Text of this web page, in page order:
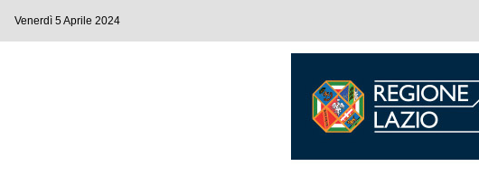
Venerdì 5 Aprile 2024